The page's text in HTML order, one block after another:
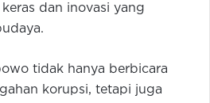
dan inovasi yang
tidak hanya berbicara
korupsi, tetapi juga